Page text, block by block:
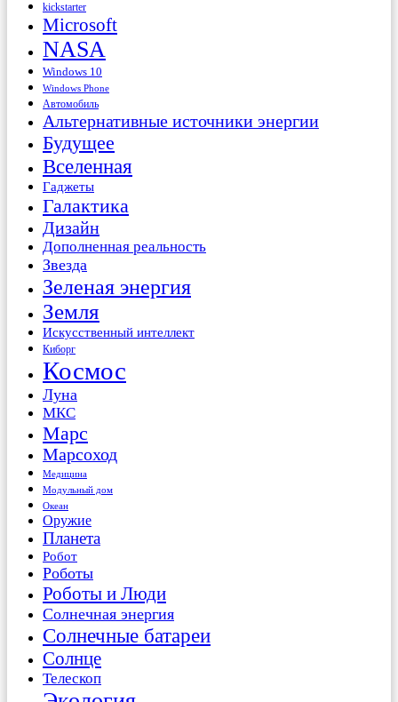
kickstarter
Microsoft
NASA
Windows 10
Windows Phone
Автомобиль
Альтернативные источники энергии
Будущее
Вселенная
Гаджеты
Галактика
Дизайн
Дополненная реальность
Звезда
Зеленая энергия
Земля
Искусственный интеллект
Киборг
Космос
Луна
МКС
Марс
Марсоход
Медицина
Модульный дом
Океан
Оружие
Планета
Робот
Роботы
Роботы и Люди
Солнечная энергия
Солнечные батареи
Солнце
Телескоп